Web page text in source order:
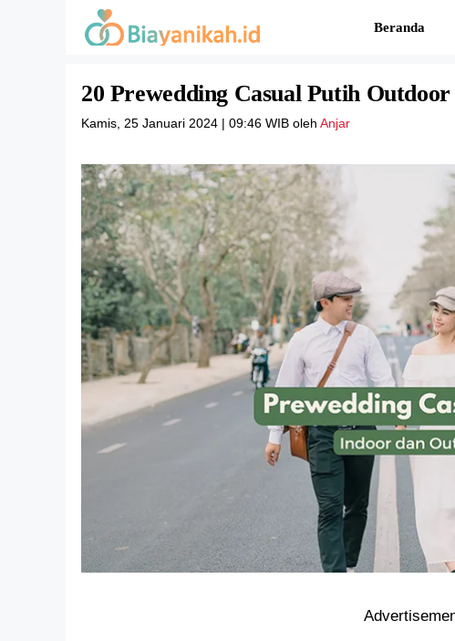
Beranda
20 Prewedding Casual Putih
Kamis, 25 Januari 2024 | 09:46 WIB oleh Anjar